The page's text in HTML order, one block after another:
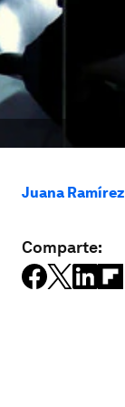
Juana Ramírez
Comparte: